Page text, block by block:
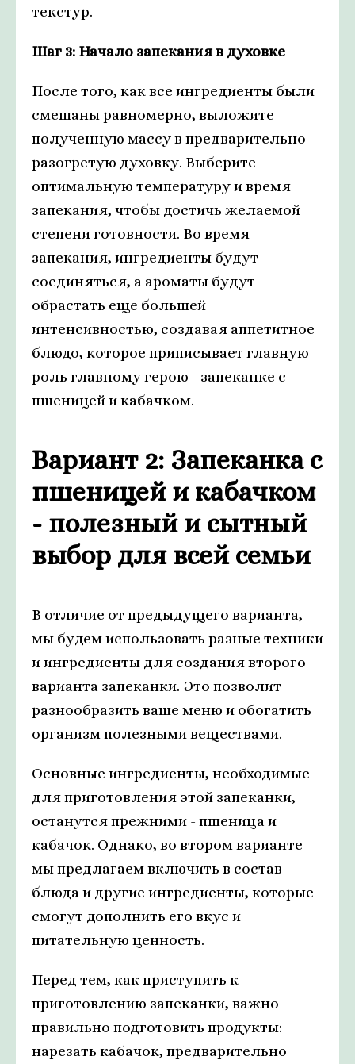
текстур.
Шаг 3: Начало запекания в духовке
После того, как все ингредиенты были
смешаны равномерно, выложите
полученную массу в предварительно
разогретую духовку. Выберите
оптимальную температуру и время
запекания, чтобы достичь желаемой
степени готовности. Во время
запекания, ингредиенты будут
соединяться, а ароматы будут
обрастать еще большей
интенсивностью, создавая аппетитное
блюдо, которое приписывает главную
роль главному герою - запеканке с
пшеницей и кабачком.
Вариант 2: Запеканка с
пшеницей и кабачком
- полезный и сытный
выбор для всей семьи
В отличие от предыдущего варианта,
мы будем использовать разные техники
и ингредиенты для создания второго
варианта запеканки. Это позволит
разнообразить ваше меню и обогатить
организм полезными веществами.
Основные ингредиенты, необходимые
для приготовления этой запеканки,
останутся прежними - пшеница и
кабачок. Однако, во втором варианте
мы предлагаем включить в состав
блюда и другие ингредиенты, которые
смогут дополнить его вкус и
питательную ценность.
Перед тем, как приступить к
приготовлению запеканки, важно
правильно подготовить продукты:
нарезать кабачок, предварительно